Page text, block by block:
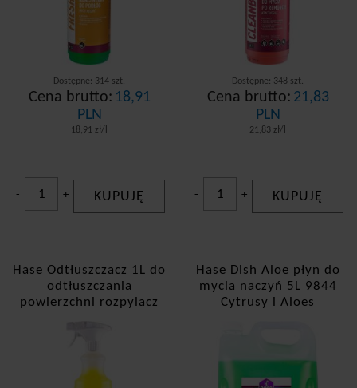
Dostępne: 314 szt.
Cena brutto: 18,91
PLN
18,91 zł/l
- + KUPUJĘ
Dostępne: 348 szt.
Cena brutto: 21,83
PLN
21,83 zł/l
- + KUPUJĘ
Hase Odtłuszczacz 1L do
odtłuszczania
powierzchni rozpylacz
Hase Dish Aloe płyn do
mycia naczyń 5L 9844
Cytrusy i Aloes